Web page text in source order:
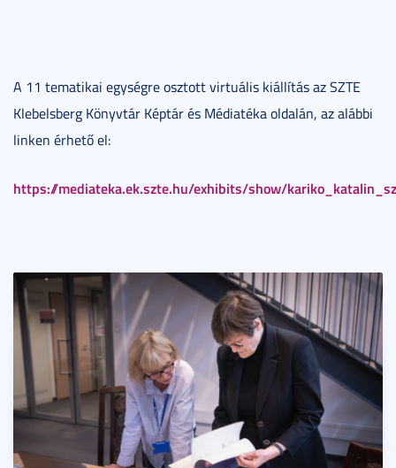
A 11 tematikai egységre osztott virtuális kiállítás az SZTE
Klebelsberg Könyvtár Képtár és Médiatéka oldalán, az alábbi
linken érhető el:
https://mediateka.ek.szte.hu/exhibits/show/